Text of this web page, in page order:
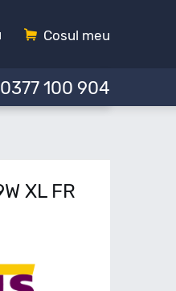
Cosul meu
0377 100 904
XL FR